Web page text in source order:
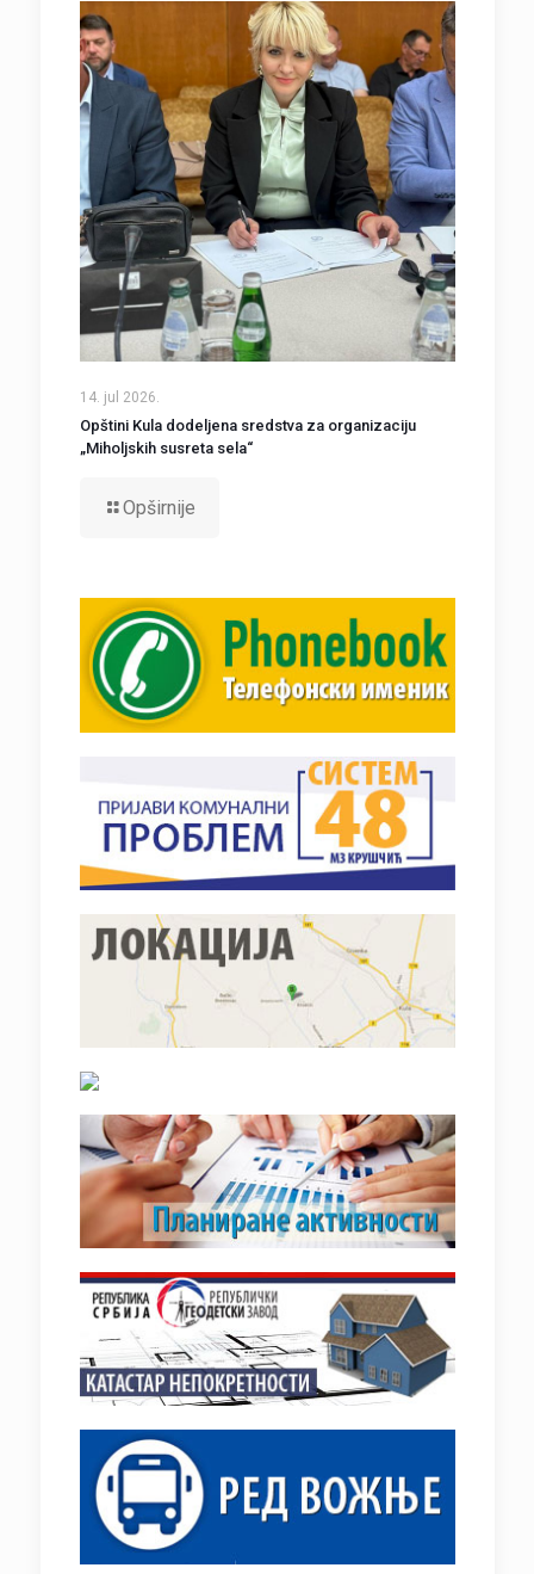
14. jul 2026.
Opštini Kula dodeljena sredstva za organizaciju
„Miholjskih susreta sela“
Opširnije